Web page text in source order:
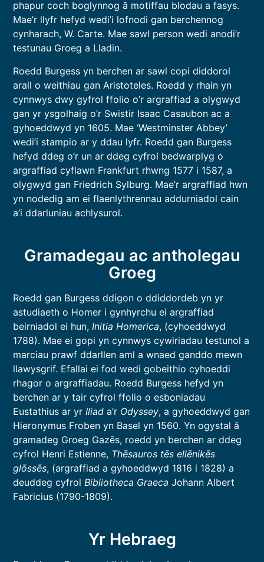
phapur coch boglynnog â motiffau blodau a fasys.
Mae’r llyfr hefyd wedi’i lofnodi gan berchennog
cynharach, W. Carte. Mae sawl person wedi anodi’r
testunau Groeg a Lladin.
Roedd Burgess yn berchen ar sawl copi diddorol
arall o weithiau gan Aristoteles. Roedd y rhain yn
cynnwys dwy gyfrol ffolio o’r argraffiad a olygwyd
gan yr ysgolhaig o’r Swistir Isaac Casaubon ac a
gyhoeddwyd yn 1605. Mae ‘Westminster Abbey’
wedi’i stampio ar y ddau lyfr. Roedd gan Burgess
hefyd ddeg o’r un ar ddeg cyfrol bedwarplyg o
argraffiad cyflawn Frankfurt rhwng 1577 i 1587, a
olygwyd gan Friedrich Sylburg. Mae’r argraffiad hwn
yn nodedig am ei flaenlythrennau addurniadol cain
a’i ddarluniau achlysurol.
Gramadegau ac antholegau
Groeg
Roedd gan Burgess ddigon o ddiddordeb yn yr
astudiaeth o Homer i gynhyrchu ei argraffiad
beirniadol ei hun,Initia Homerica, (cyhoeddwyd
1788). Mae ei gopi yn cynnwys cywiriadau testunol a
marciau prawf ddarllen aml a wnaed ganddo mewn
llawysgrif. Efallai ei fod wedi gobeithio cyhoeddi
rhagor o argraffiadau. Roedd Burgess hefyd yn
berchen ar y tair cyfrol ffolio o esboniadau
Eustathius ar yrIliad a’r Odyssey, a gyhoeddwyd gan
Hieronymus Froben yn Basel yn 1560. Yn ogystal â
gramadeg Groeg Gazēs, roedd yn berchen ar ddeg
cyfrol Henri Estienne, Thēsauros tēs ellēnikēs
glōssēs, (argraffiad a gyhoeddwyd 1816 i 1828) a
deuddeg cyfrolBibliotheca Graeca Johann Albert
Fabricius (1790-1809).
Yr Hebraeg